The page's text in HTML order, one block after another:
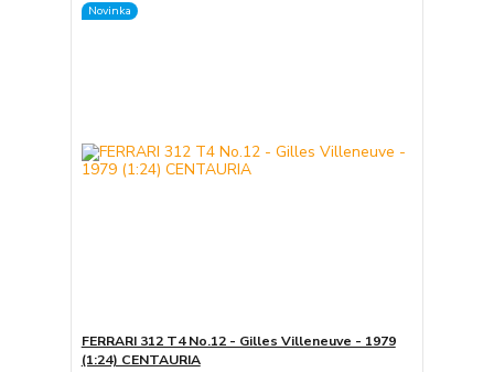
Novinka
FERRARI 312 T4 No.12 - Gilles Villeneuve - 1979
(1:24) CENTAURIA